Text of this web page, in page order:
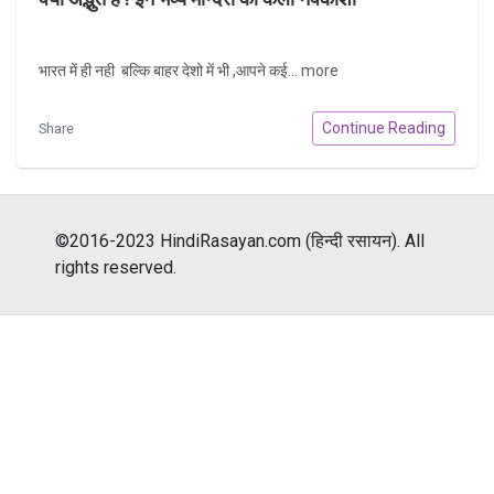
भारत में ही नही बल्कि बाहर देशो में भी ,आपने कई... more
Share Continue Reading
©2016-2023 HindiRasayan.com (हिन्दी रसायन). All
rights reserved.